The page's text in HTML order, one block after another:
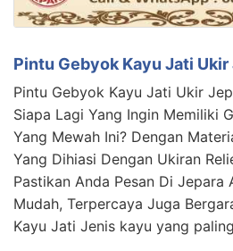
Pintu Gebyok Kayu Jati
Pintu Gebyok Kayu Jati Ukir
Siapa Lagi Yang Ingin Memiliki
Yang Mewah Ini? Dengan
Yang Dihiasi Dengan Ukiran
Pastikan Anda Pesan Di Jepara
Mudah, Terpercaya Juga
Kayu Jati Jenis kayu yang